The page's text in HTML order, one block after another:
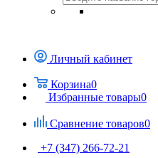
Личный кабинет
Корзина0
Избранные товары0
Сравнение товаров0
+7 (347) 266-72-21